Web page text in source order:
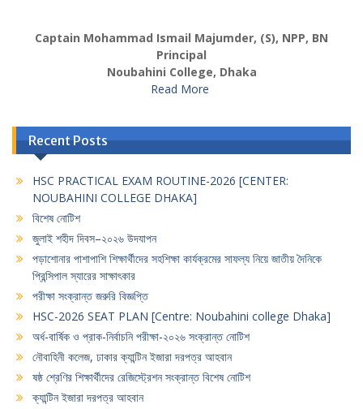
Captain Mohammad Ismail Majumder, (S), NPP, BN
Principal
Noubahini College, Dhaka
Read More
Recent Posts
HSC PRACTICAL EXAM ROUTINE-2026 [CENTER:
NOUBAHINI COLLEGE DHAKA]
বিশেষ নোটিশ
জুলাই শহীদ দিবস–২০২৬ উদযাপন
পড়াশোনার পাশাপাশি শিক্ষার্থীদের সহশিক্ষা কার্যক্রমের সাফল্য নিয়ে জাতীয় দৈনিকে
প্রিন্সিপাল স্যারের সাক্ষাৎকার
পরীক্ষা সংক্রান্ত জরুরি বিজ্ঞপ্তি
HSC-2026 SEAT PLAN [Centre: Noubahini college Dhaka]
অর্ধ-বার্ষিক ও প্রাক-নির্বাচনি পরীক্ষা-২০২৬ সংক্রান্ত নোটিশ
নৌবাহিনী কলেজ, ঢাকার ক্যান্টিন ইজারা দরপত্র আহবান
ষষ্ঠ শ্রেণির শিক্ষার্থীদের রেজিস্ট্রেশন সংক্রান্ত বিশেষ নোটিশ
ক্যান্টিন ইজারা দরপত্র আহবান